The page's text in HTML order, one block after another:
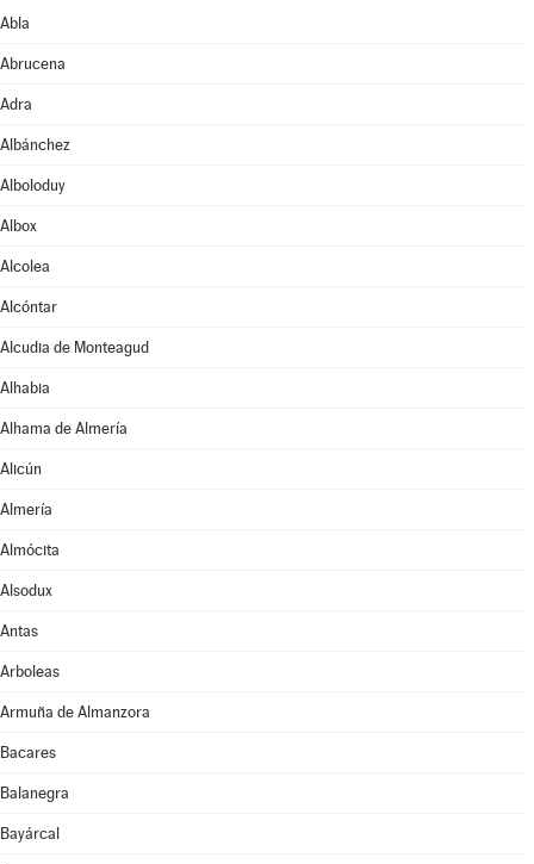
Abla
Abrucena
Adra
Albánchez
Alboloduy
Albox
Alcolea
Alcóntar
Alcudia de Monteagud
Alhabia
Alhama de Almería
Alicún
Almería
Almócita
Alsodux
Antas
Arboleas
Armuña de Almanzora
Bacares
Balanegra
Bayárcal